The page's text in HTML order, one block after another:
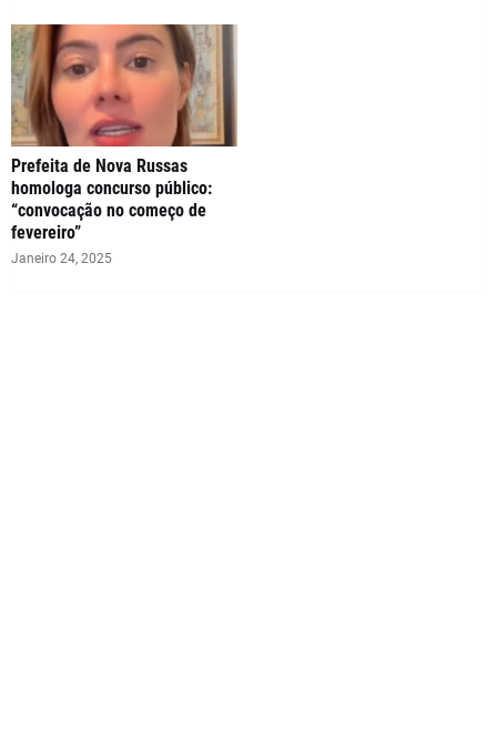
Prefeita de Nova Russas
homologa concurso público:
“convocação no começo de
fevereiro”
Janeiro 24, 2025